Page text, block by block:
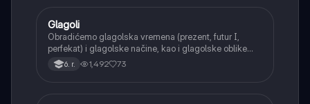
Srpski jezik
Glagoli
Obradićemo glagolska vremena (prezent, futur I,
perfekat) i glagolske načine, kao i glagolske oblike
(infinitiv, glagolski pridevi i prilozi) i glagolski vid
(svršeni i nesvršeni).
6. r. 1,492 73